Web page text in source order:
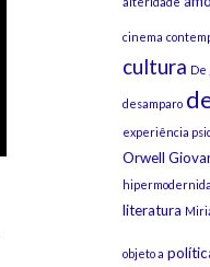
cinema
cultura De
desamparo
experiência
Orwell
literatura
objeto a